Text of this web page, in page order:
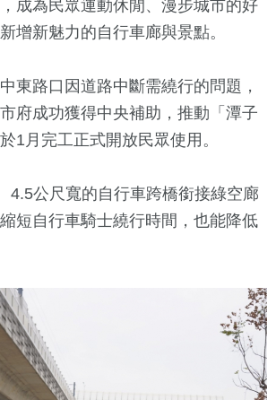
成為民眾運動休閒、漫步城市的好
增新魅力的自行車廊與景點。
東路口因道路中斷需繞行的問題，
府成功獲得中央補助，推動「潭子
1月完工正式開放民眾使用。
4.5公尺寬的自行車跨橋銜接綠空廊
短自行車騎士繞行時間，也能降低
區 健康及醫療
福建林公信俗文
化專區